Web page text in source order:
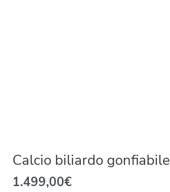
Calcio biliardo gonfiabile
1.499,00€